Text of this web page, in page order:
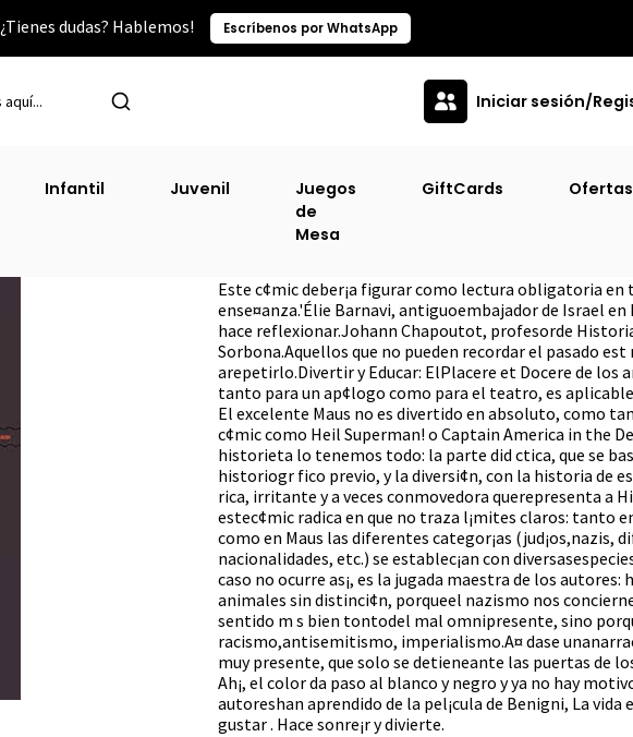
¿Tienes dudas? Hablemos! Escríbenos por WhatsApp
Iniciar sesión/
Infantil Juvenil
Juegos
de
Mesa
GiftCards Ofertas
Hitler La Verdadera Historia
Este c¢mic deber¡a figurar como lectura obligatoria en
ense¤anza.'Élie Barnavi, antiguoembajador de Israel en
hace reflexionar.Johann Chapoutot, profesorde
Sorbona.Aquellos que no pueden recordar el pasado est
arepetirlo.Divertir y Educar: ElPlacere et Docere de los
tanto para un ap¢logo como para el teatro, es
El excelente Maus no es divertido en absoluto, como
c¢mic como Heil Superman! o Captain America in the
historieta lo tenemos todo: la parte did ctica, que se
historiogr fico previo, y la diversi¢n, con la historia de
rica, irritante y a veces conmovedora querepresenta a
estec¢mic radica en que no traza l¡mites claros: tanto
como en Maus las diferentes categor¡as (jud¡os,nazis,
nacionalidades, etc.) se establec¡an con
caso no ocurre as¡, es la jugada maestra de los autores:
animales sin distinci¢n, porqueel nazismo nos
sentido m s bien tontodel mal omnipresente, sino
racismo,antisemitismo, imperialismo.A¤ dase
muy presente, que solo se detieneante las puertas de
Ah¡, el color da paso al blanco y negro y ya no hay
autoreshan aprendido de la pel¡cula de Benigni, La vida
gustar . Hace sonre¡r y divierte.